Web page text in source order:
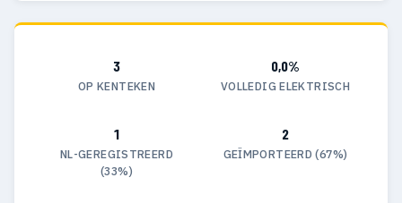
3
OP KENTEKEN
0,0%
VOLLEDIG ELEKTRISCH
1
NL-GEREGISTREERD
(33%)
2
GEÏMPORTEERD (67%)